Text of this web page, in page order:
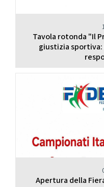
Tavola rotonda "Il
giustizia
Apertura della